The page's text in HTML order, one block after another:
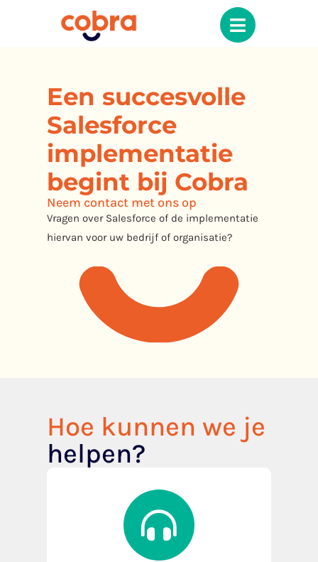
Een succesvolle
Salesforce
implementatie
begint bij Cobra
Neem contact met ons op
Vragen over Salesforce of de implementatie
hiervan voor uw bedrijf of organisatie?
Hoe kunnen we je
helpen?